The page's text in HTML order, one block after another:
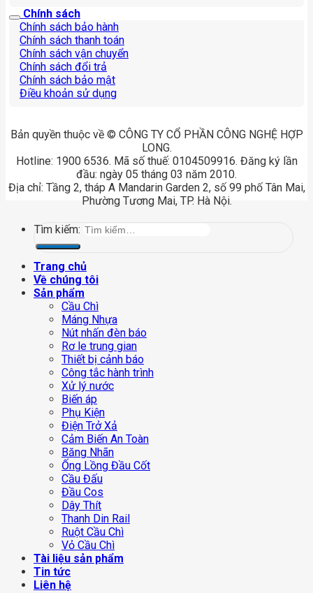
Chính sách
Chính sách bảo hành
Chính sách thanh toán
Chính sách vận chuyển
Chính sách đổi trả
Chính sách bảo mật
Điều khoản sử dụng
Bản quyền thuộc về © CÔNG TY CỔ PHẦN CÔNG NGHỆ HỢP
LONG.
Hotline: 1900 6536. Mã số thuế: 0104509916. Đăng ký lần
đầu: ngày 05 tháng 03 năm 2010.
Địa chỉ: Tầng 2, tháp A Mandarin Garden 2, số 99 phố Tân Mai,
Phường Tương Mai, TP. Hà Nội.
Tìm kiếm:
Trang chủ
Về chúng tôi
Sản phẩm
Cầu Chì
Máng Nhựa
Nút nhấn đèn báo
Rơ le trung gian
Thiết bị cảnh báo
Công tắc hành trình
Xử lý nước
Biến áp
Phụ Kiện
Điện Trở Xả
Cảm Biến An Toàn
Băng Nhãn
Ống Lồng Đầu Cốt
Cầu Đấu
Đầu Cos
Dây Thít
Thanh Din Rail
Ruột Cầu Chì
Vỏ Cầu Chì
Tài liệu sản phẩm
Tin tức
Liên hệ